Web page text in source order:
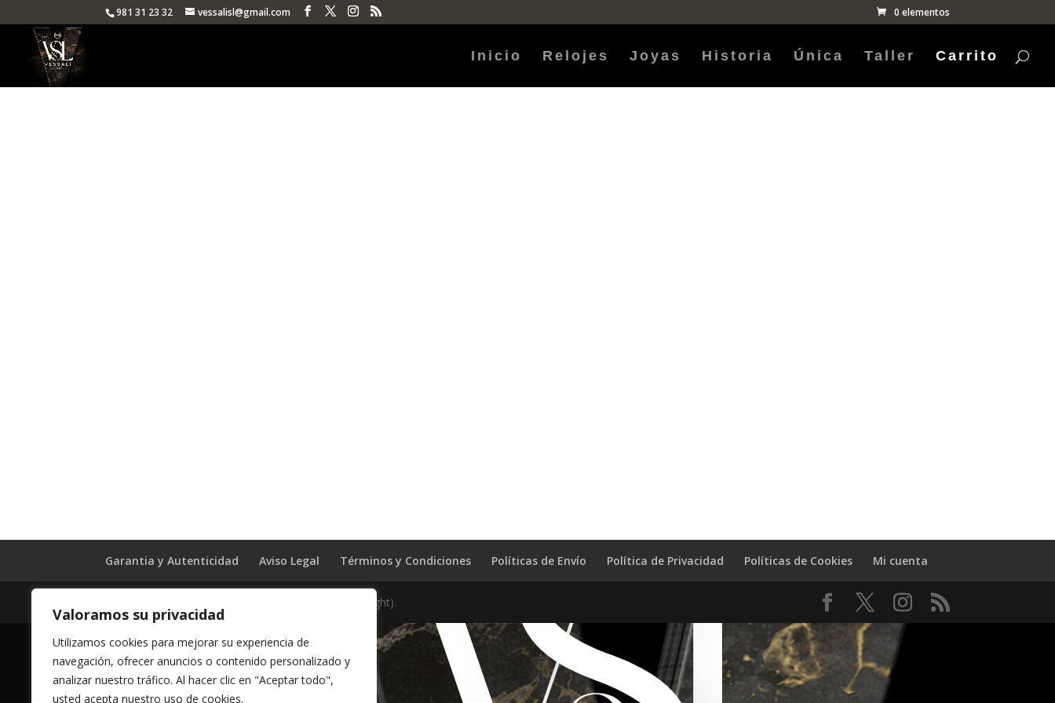
Valoramos su privacidad
Utilizamos cookies para mejorar su experiencia de
navegación, ofrecer anuncios o contenido personalizado y
analizar nuestro tráfico. Al hacer clic en "Aceptar todo",
usted acepta nuestro uso de cookies.
981 31 23 32 vessalisl@gmail.com 0 elementos
Inicio Relojes Joyas Historia Única Taller Carrito
Garantia y Autenticidad Aviso Legal Términos y Condiciones Políticas de Envío Política de Privacidad Políticas de Cookies Mi cuenta
Vessali Joyería, derechos de autor protegidos (Copyright).